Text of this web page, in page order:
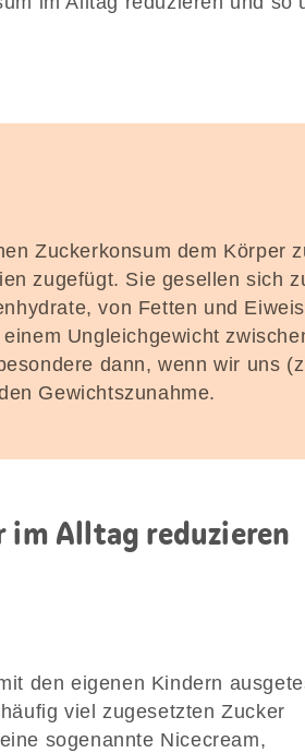
Zuckerkonsum dem Körper
zugefügt. Sie gesellen sich
von Fetten und
Ungleichgewicht
dann, wenn wir uns
Gewichtszunahme.
im Alltag reduzieren
den eigenen Kindern
viel zugesetzten Zucker
sogenannte Nicecream,